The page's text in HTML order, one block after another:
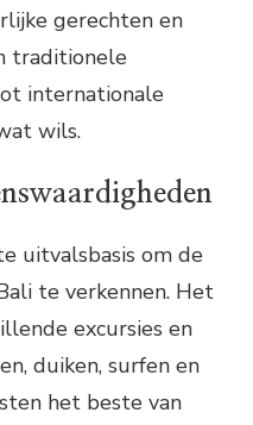
gerechten en
traditionele
internationale
wils.
uitvalsbasis om de
te verkennen. Het
excursies en
duiken, surfen en
het beste van